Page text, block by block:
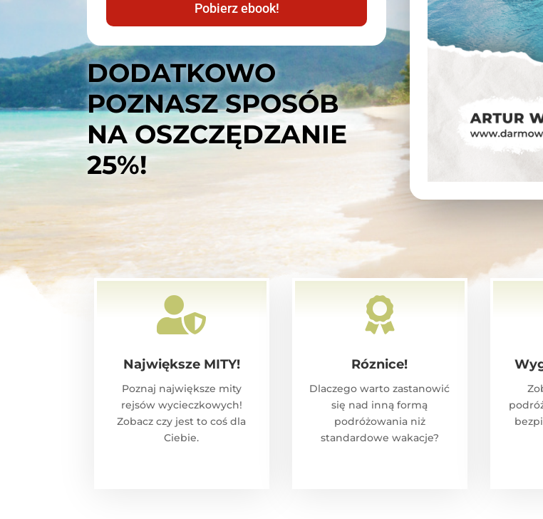
Pobierz ebook!
DODATKOWO
POZNASZ SPOSÓB
NA OSZCZĘDZANIE
25%!

Największe MITY!
Poznaj największe mity
rejsów wycieczkowych!
Zobacz czy jest to coś dla
Ciebie.

Róznice!
Dlaczego warto zastanowić
się nad inną formą
podróżowania niż
standardowe wakacje?